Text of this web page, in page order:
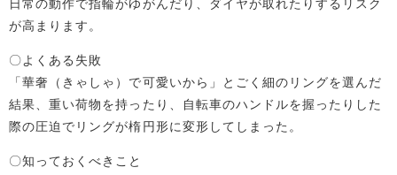
日常の動作で指輪がゆがんだり、ダイヤが取れたりするリスク
が高まります。
〇よくある失敗
「華奢（きゃしゃ）で可愛いから」とごく細のリングを選んだ
結果、重い荷物を持ったり、自転車のハンドルを握ったりした
際の圧迫でリングが楕円形に変形してしまった。
〇知っておくべきこと